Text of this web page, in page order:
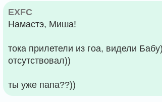
EXFC
Намастэ, Миша!
тока прилетели из гоа, видели
отсутствовал))
ты уже папа??))